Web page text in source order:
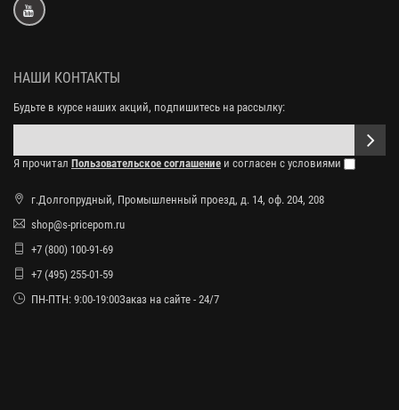
НАШИ КОНТАКТЫ
Будьте в курсе наших акций, подпишитесь на рассылку:
Я прочитал Пользовательское соглашение и согласен с условиями
г.Долгопрудный, Промышленный проезд, д. 14, оф. 204, 208
shop@s-pricepom.ru
+7 (800) 100-91-69
+7 (495) 255-01-59
ПН-ПТН: 9:00-19:00Заказ на сайте - 24/7